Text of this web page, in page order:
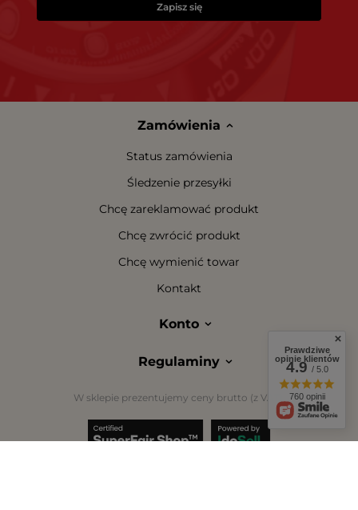
Zapisz się
Zamówienia
Status zamówienia
Śledzenie przesyłki
Chcę zareklamować produkt
Chcę zwrócić produkt
Chcę wymienić towar
Kontakt
Konto
Regulaminy
W sklepie prezentujemy ceny brutto (z VAT).
Prawdziwe
opinie klientów
4.9/ 5.0
760 opinii